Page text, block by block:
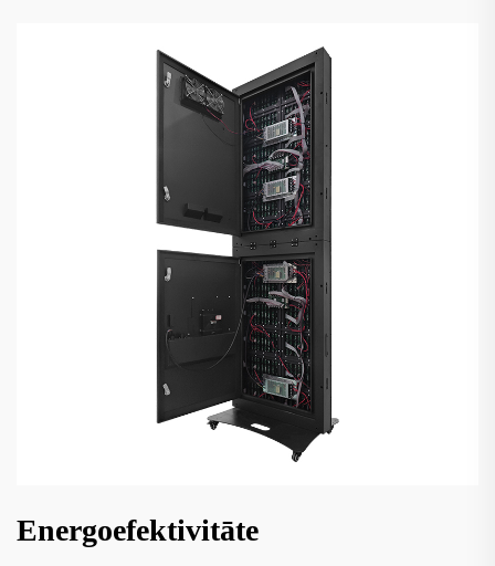
Energoefektivitāte